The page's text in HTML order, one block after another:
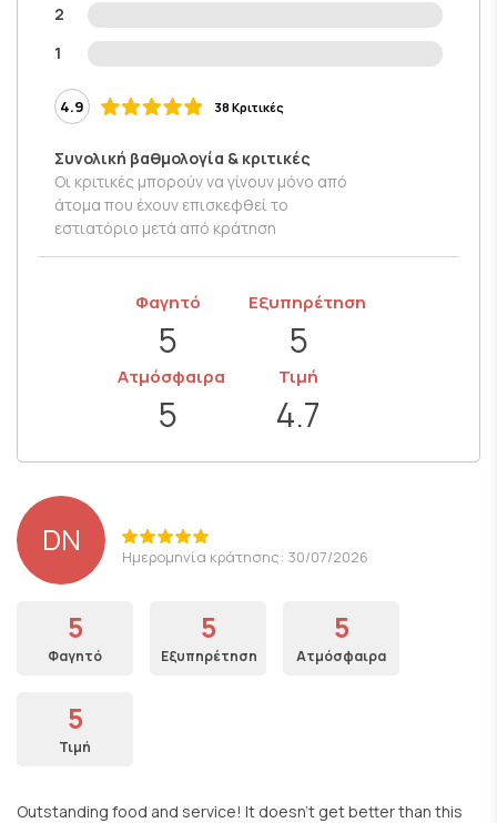
2
1
4.9 38 Κριτικές
Συνολική βαθμολογία & κριτικές
Οι κριτικές μπορούν να γίνουν μόνο από
άτομα που έχουν επισκεφθεί το
εστιατόριο μετά από κράτηση
Φαγητό
5
Εξυπηρέτηση
5
Ατμόσφαιρα
5
Τιμή
4.7
DN Ημερομηνία κράτησης: 30/07/2026
5
Φαγητό
5
Εξυπηρέτηση
5
Ατμόσφαιρα
5
Τιμή
Outstanding food and service! It doesn’t get better than this